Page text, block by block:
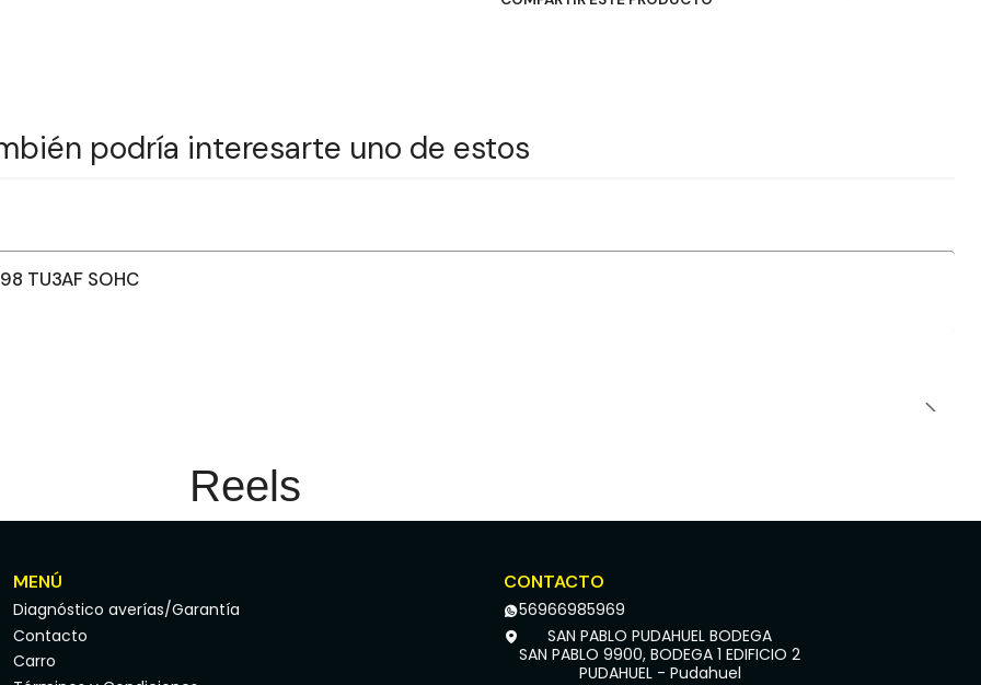
podría interesarte uno de estos
TU3AF SOHC
Reels
MENÚ
Diagnóstico averías/Garantía
Contacto
Carro
CONTACTO
56966985969
SAN PABLO PUDAHUEL BODEGA
SAN PABLO 9900, BODEGA 1 EDIFICIO 2
PUDAHUEL - Pudahuel